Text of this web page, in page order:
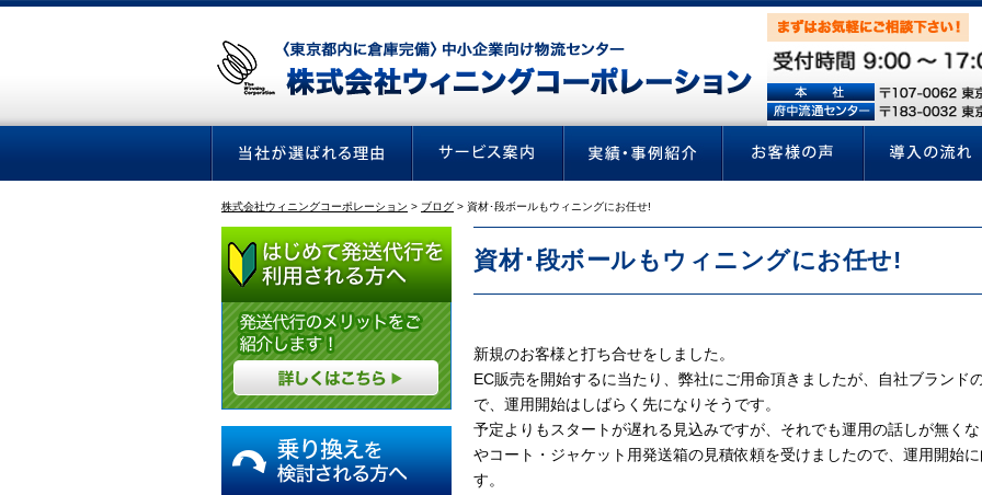
株式会社ウィニングコーポレーション > ブログ > 資材･段ボールもウィニングにお任せ!
資材･段ボールもウィニングにお任せ!
新規のお客様と打ち合せをしました。
EC販売を開始するに当たり、弊社にご用命頂きましたが、自社ブランド
で、運用開始はしばらく先になりそうです。
予定よりもスタートが遅れる見込みですが、それでも運用の話しが無く
やコート・ジャケット用発送箱の見積依頼を受けましたので、運用開始
す。